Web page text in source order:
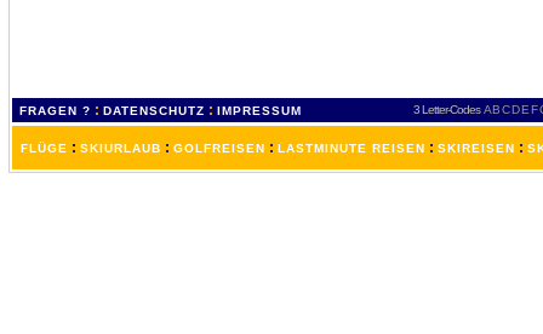
FRAGEN ? : DATENSCHUTZ : IMPRESSUM 3 Letter-Codes ABCDEF
FLÜGE : SKIURLAUB : GOLFREISEN : LASTMINUTE REISEN : SKIREISEN :